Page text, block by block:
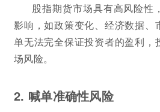
股指期货市场具有高风险性
影响，如政策变化、经济数据、
单无法完全保证投资者的盈利，
场风险。
2. 喊单准确性风险